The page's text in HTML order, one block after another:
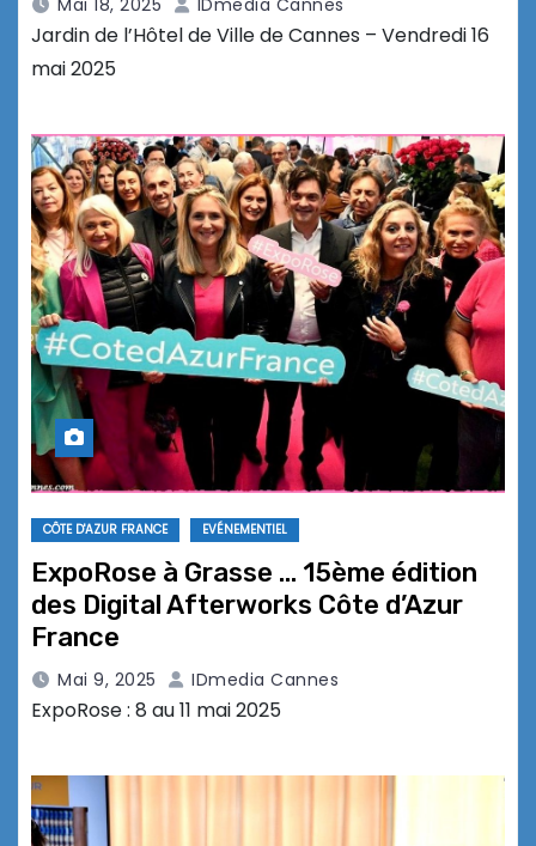
Mai 18, 2025 IDmedia Cannes
Jardin de l’Hôtel de Ville de Cannes – Vendredi 16
mai 2025
CÔTE D'AZUR FRANCE EVÉNEMENTIEL
ExpoRose à Grasse … 15ème édition
des Digital Afterworks Côte d’Azur
France
Mai 9, 2025 IDmedia Cannes
ExpoRose : 8 au 11 mai 2025